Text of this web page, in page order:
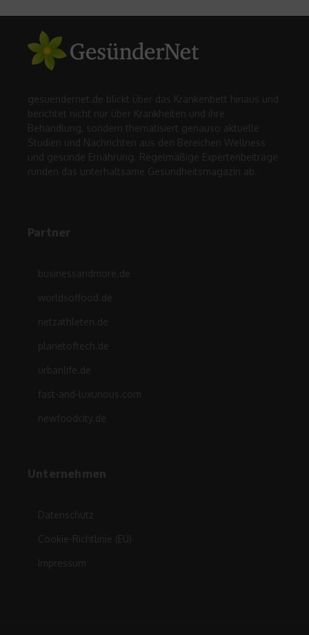
gesuendernet.de blickt über das Krankenbett hinaus und
berichtet nicht nur über Krankheiten und ihre
Behandlung, sondern thematisiert genauso aktuelle
Studien und Nachrichten aus den Bereichen Wellness
und gesunde Ernährung. Regelmäßige Expertenbeiträge
runden das unterhaltsame Gesundheitsmagazin ab.
Partner
businessandmore.de
worldsoffood.de
netzathleten.de
planetoftech.de
urbanlife.de
fast-and-luxurious.com
newfoodcity.de
Unternehmen
Datenschutz
Cookie-Richtlinie (EU)
Impressum